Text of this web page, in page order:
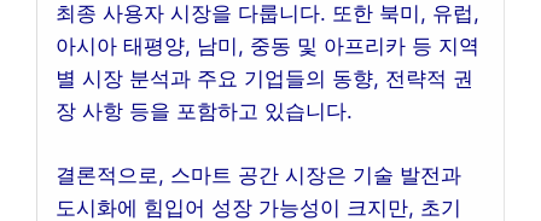
최종 사용자 시장을 다룹니다. 또한 북미, 유럽,
아시아 태평양, 남미, 중동 및 아프리카 등 지역
별 시장 분석과 주요 기업들의 동향, 전략적 권
장 사항 등을 포함하고 있습니다.
결론적으로, 스마트 공간 시장은 기술 발전과
도시화에 힘입어 성장 가능성이 크지만, 초기